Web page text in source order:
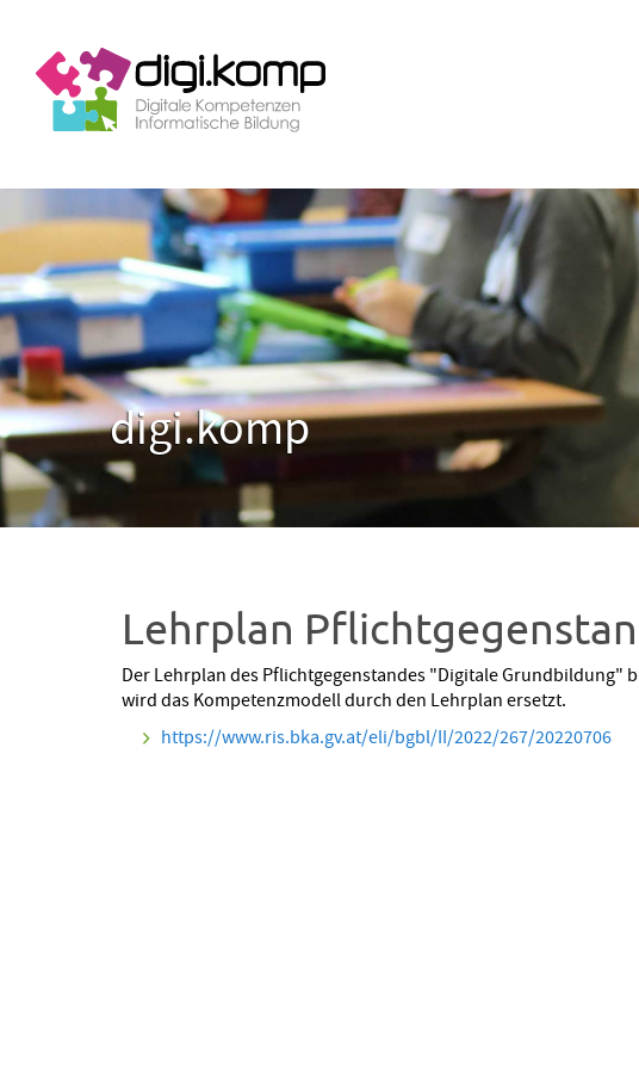
digi.komp
Lehrplan
Der Lehrplan des Pflichtgegenstandes "Digitale Grundbildung"
wird das Kompetenzmodell durch den Lehrplan ersetzt.
https://www.ris.bka.gv.at/eli/bgbl/II/2022/267/20220706